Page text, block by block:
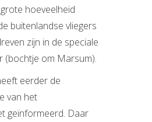
hoeveelheid
buitenlandse vliegers
zijn in de speciale
(bochtje om Marsum).
eerder de
van het
geïnformeerd. Daar